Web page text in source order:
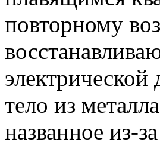
повторному
тело из
названное из-